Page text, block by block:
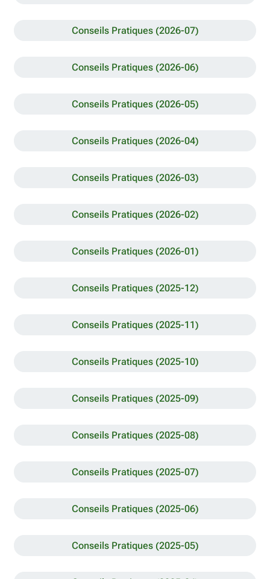
Conseils Pratiques (2026-07)
Conseils Pratiques (2026-06)
Conseils Pratiques (2026-05)
Conseils Pratiques (2026-04)
Conseils Pratiques (2026-03)
Conseils Pratiques (2026-02)
Conseils Pratiques (2026-01)
Conseils Pratiques (2025-12)
Conseils Pratiques (2025-11)
Conseils Pratiques (2025-10)
Conseils Pratiques (2025-09)
Conseils Pratiques (2025-08)
Conseils Pratiques (2025-07)
Conseils Pratiques (2025-06)
Conseils Pratiques (2025-05)